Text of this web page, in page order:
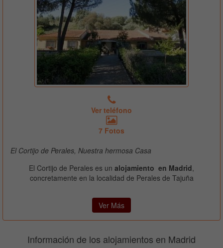
Ver teléfono
7 Fotos
El Cortijo de Perales, Nuestra hermosa Casa
El Cortijo de Perales es un alojamiento en Madrid,
concretamente en la localidad de Perales de Tajuña
Ver Más
Información de los alojamientos en Madrid